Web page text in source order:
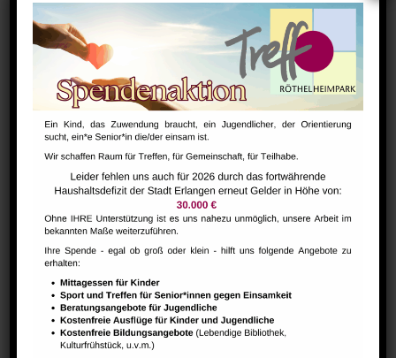
Zeit:
9:00 - 17:30
LEGO ROBOTIK & PROGRAMMIEREN FÜR KINDER AB 5
JAHRE
VERANSTALTUNGSORTE
Raum 102